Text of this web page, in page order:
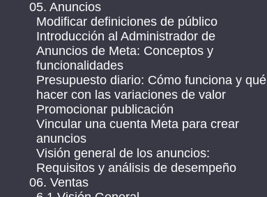
05. Anuncios
Modificar definiciones de público
Introducción al Administrador de
Anuncios de Meta: Conceptos y
funcionalidades
Presupuesto diario: Cómo funciona y qué
hacer con las variaciones de valor
Promocionar publicación
Vincular una cuenta Meta para crear
anuncios
Visión general de los anuncios:
Requisitos y análisis de desempeño
06. Ventas